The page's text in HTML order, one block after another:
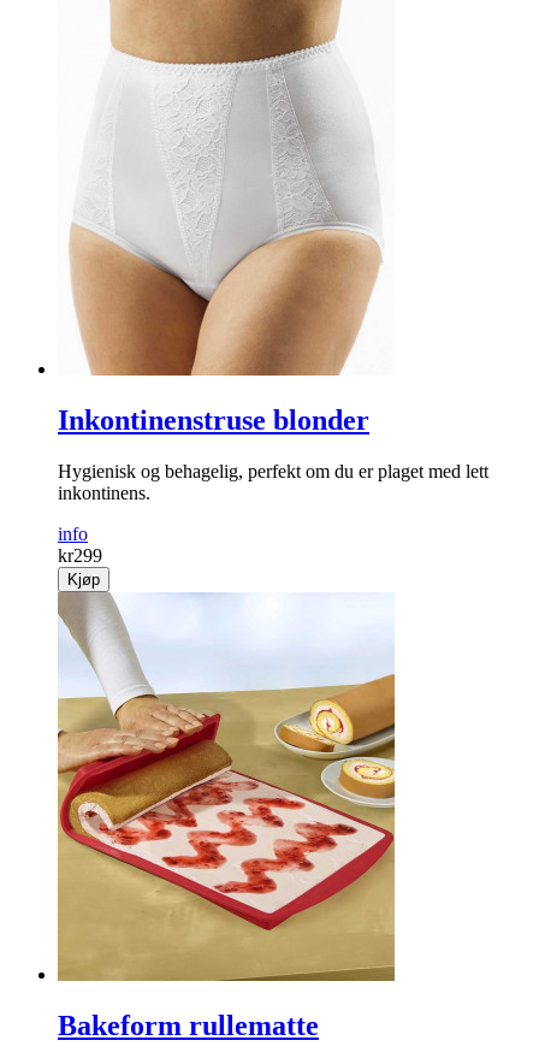
Inkontinenstruse blonder
Hygienisk og behagelig, perfekt om du er plaget med lett
inkontinens.
info
kr299
Kjøp
Bakeform rullematte